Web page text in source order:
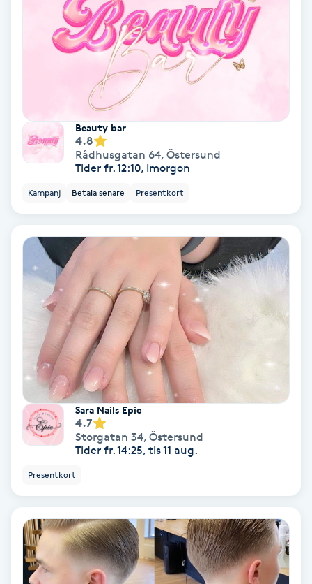
Kosmetisk tatuering
Kroppsinpackning
Kroppspeeling
Kärlbehandling
Laserbehandling
Lashlift Keratin
LED-ljusterapi
Liktornar
LPG
LPG-behandling
Luggklippning
Beauty bar
4.8
Rådhusgatan 64, Östersund
Tider fr. 12:10, Imorgon
Kampanj Betala senare Presentkort
Sara Nails Epic
4.7
Storgatan 34, Östersund
Tider fr. 14:25, tis 11 aug.
Presentkort